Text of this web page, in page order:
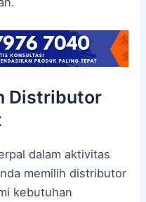
Distributor
dalam aktivitas
memilih distributor
kebutuhan